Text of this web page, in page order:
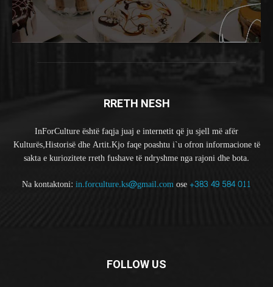
RRETH NESH
InForCulture është faqja juaj e internetit që ju sjell më afër
Kulturës,Historisë dhe Artit.Kjo faqe poashtu i`u ofron informacione të
sakta e kuriozitete rreth fushave të ndryshme nga rajoni dhe bota.
Na kontaktoni: in.forculture.ks@gmail.comose+383 49 584 011
FOLLOW US